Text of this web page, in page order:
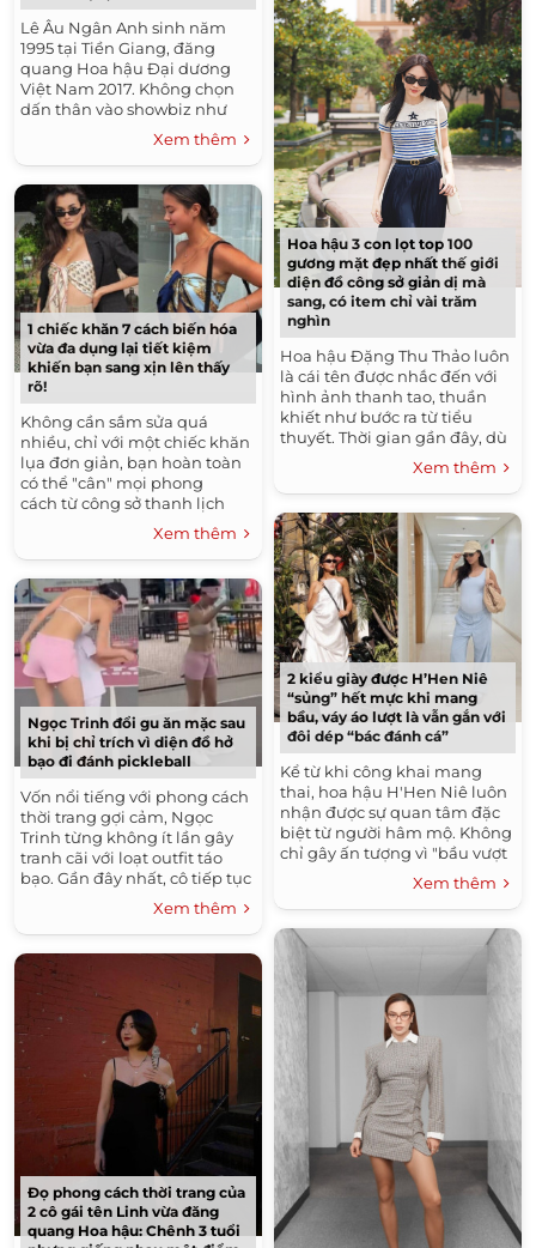
Lê Âu Ngân Anh sinh năm
1995 tại Tiền Giang, đăng
quang Hoa hậu Đại dương
Việt Nam 2017. Không chọn
dấn thân vào showbiz như
nhiều người đẹp khác, Ngân
Anh quyết định rẽ hướng
sang con đường...
Xem thêm
1 chiếc khăn 7 cách biến hóa
vừa đa dụng lại tiết kiệm
khiến bạn sang xịn lên thấy
rõ!
Không cần sắm sửa quá
nhiều, chỉ với một chiếc khăn
lụa đơn giản, bạn hoàn toàn
có thể "cân" mọi phong
cách từ công sở thanh lịch
đến dạo phố cá tính, từ tiểu
thư ngọt ngào đến...
Xem thêm
Ngọc Trinh đổi gu ăn mặc sau
khi bị chỉ trích vì diện đồ hở
bạo đi đánh pickleball
Vốn nổi tiếng với phong cách
thời trang gợi cảm, Ngọc
Trinh từng không ít lần gây
tranh cãi với loạt outfit táo
bạo. Gần đây nhất, cô tiếp tục
trở thành tâm điểm chú ý khi
diện trang phục...
Xem thêm
Đọ phong cách thời trang của
2 cô gái tên Linh vừa đăng
quang Hoa hậu: Chênh 3 tuổi
Hoa hậu 3 con lọt top 100
gương mặt đẹp nhất thế giới
diện đồ công sở giản dị mà
sang, có item chỉ vài trăm
nghìn
Hoa hậu Đặng Thu Thảo luôn
là cái tên được nhắc đến với
hình ảnh thanh tao, thuần
khiết như bước ra từ tiểu
thuyết. Thời gian gần đây, dù
ít xuất hiện trước công chúng,
Xem thêm
2 kiểu giày được H’Hen Niê
“sủng” hết mực khi mang
bầu, váy áo lượt là vẫn gắn với
đôi dép “bác đánh cá”
Kể từ khi công khai mang
thai, hoa hậu H'Hen Niê luôn
nhận được sự quan tâm đặc
biệt từ người hâm mộ. Không
chỉ gây ấn tượng vì "bầu vượt
mặt" nhưng vẫn miệt mài với
Xem thêm